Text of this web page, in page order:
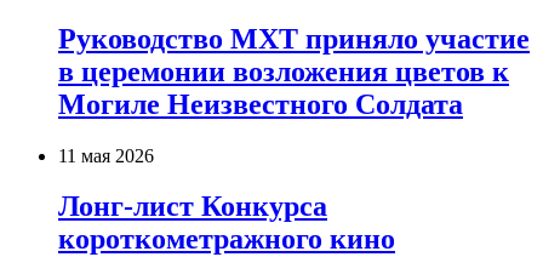
Руководство МХТ приняло участие
в церемонии возложения цветов к
Могиле Неизвестного Солдата
11 мая 2026
Лонг-лист Конкурса
короткометражного кино